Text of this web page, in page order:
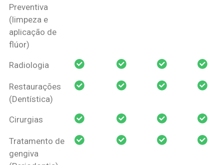
Preventiva
(limpeza e
aplicação de
flúor)
Radiologia
Restaurações
(Dentística)
Cirurgias
Tratamento de
gengiva